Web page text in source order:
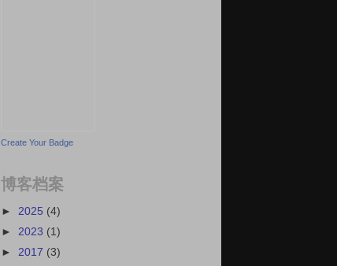
Create Your Badge
博客档案
► 2025 (4)
► 2023 (1)
► 2017 (3)